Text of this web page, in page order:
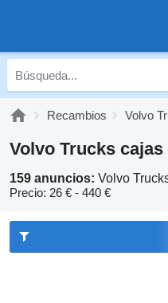
Recambios Volvo
Volvo Trucks
159 anuncios: Volvo
Precio: 26 € - 440 €